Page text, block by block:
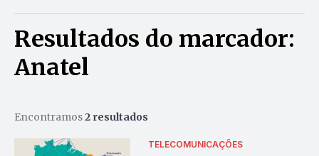
Resultados do marcador:
Anatel
Encontramos2 resultados
TELECOMUNICAÇÕES